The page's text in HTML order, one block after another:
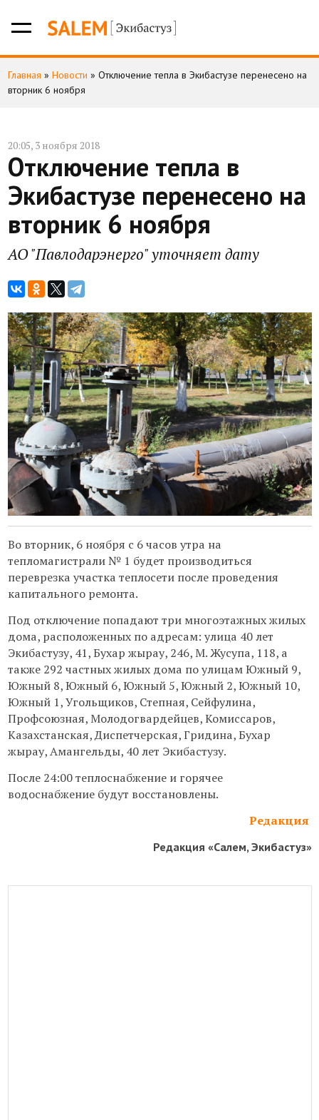
Главная » Новости » Отключение тепла в Экибастузе перенесено на
вторник 6 ноября
20:05, 3 ноября 2018
Отключение тепла в
Экибастузе перенесено на
вторник 6 ноября
АО "Павлодарэнерго" уточняет дату
Во вторник, 6 ноября с 6 часов утра на
тепломагистрали № 1 будет производиться
переврезка участка теплосети после проведения
капитального ремонта.
Под отключение попадают три многоэтажных жилых
дома, расположенных по адресам: улица 40 лет
Экибастузу, 41, Бухар жырау, 246, М. Жусупа, 118, а
также 292 частных жилых дома по улицам Южный 9,
Южный 8, Южный 6, Южный 5, Южный 2, Южный 10,
Южный 1, Угольщиков, Степная, Сейфулина,
Профсоюзная, Молодогвардейцев, Комиссаров,
Казахстанская, Диспетчерская, Гридина, Бухар
жырау, Амангельды, 40 лет Экибастузу.
После 24:00 теплоснабжение и горячее
водоснабжение будут восстановлены.
Редакция
Редакция «Салем, Экибастуз»